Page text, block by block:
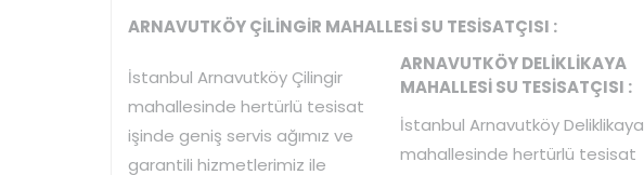
ARNAVUTKÖY ÇİLİNGİR MAHALLESİ SU TESİSATÇISI :
İstanbul Arnavutköy Çilingir
mahallesinde hertürlü tesisat
işinde geniş servis ağımız ve
garantili hizmetlerimiz ile
ARNAVUTKÖY DELİKLİKAYA
MAHALLESİ SU TESİSATÇISI :
İstanbul Arnavutköy Deliklikaya
mahallesinde hertürlü tesisat